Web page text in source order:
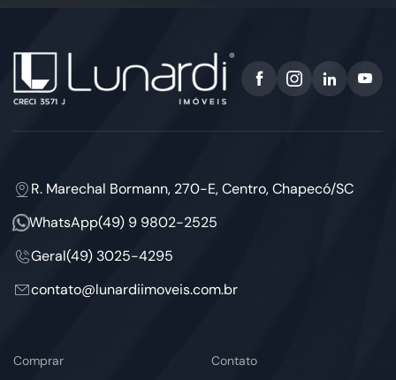
R. Marechal Bormann, 270-E, Centro, Chapecó/SC
WhatsApp(49) 9 9802-2525
Geral(49) 3025-4295
contato@lunardiimoveis.com.br
Comprar
Contato